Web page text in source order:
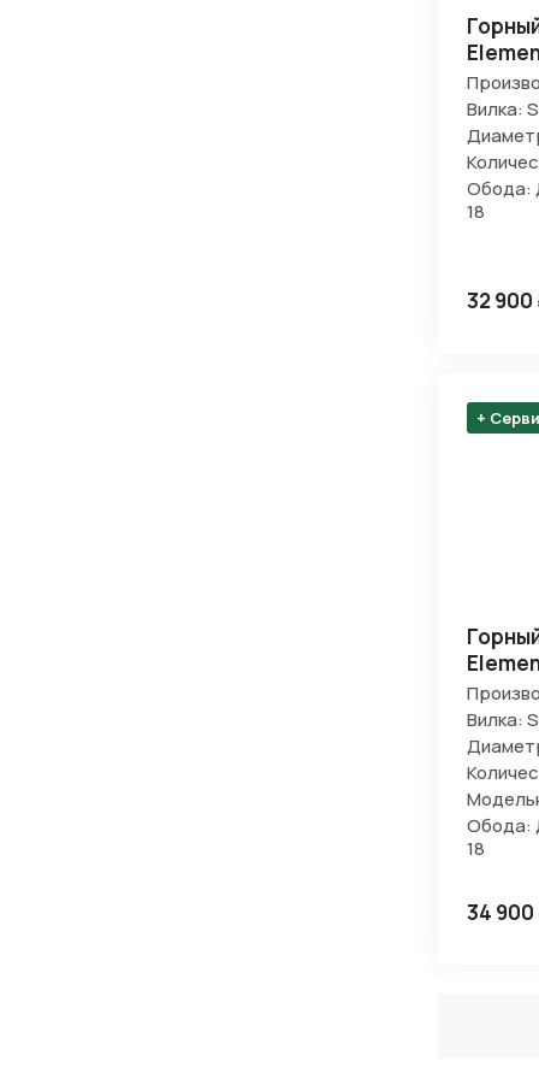
Вилка:
Обода:
18
32 900
+
Вилка:
Обода:
18
34 900